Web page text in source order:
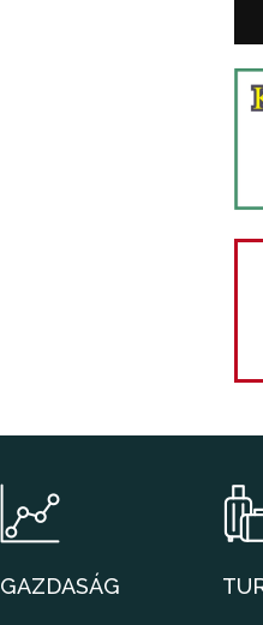
GAZDASÁG